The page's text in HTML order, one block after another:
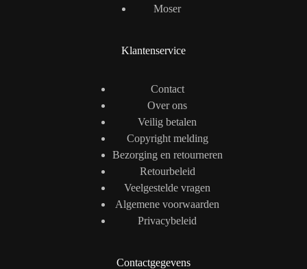
Moser
Klantenservice
Contact
Over ons
Veilig betalen
Copyright melding
Bezorging en retourneren
Retourbeleid
Veelgestelde vragen
Algemene voorwaarden
Privacybeleid
Contactgegevens